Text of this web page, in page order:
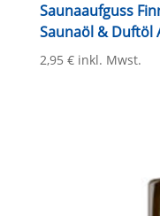
Saunaaufguss
Saunaöl & Duftöl
2,95 € inkl. Mwst.